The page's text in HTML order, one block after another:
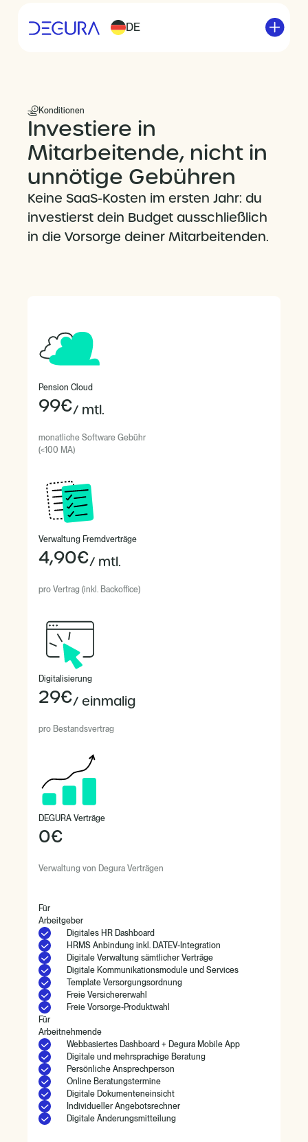
DE
Konditionen
Investiere in
Mitarbeitende, nicht in
unnötige Gebühren
Keine SaaS-Kosten im ersten Jahr: du
investierst dein Budget ausschließlich
in die Vorsorge deiner Mitarbeitenden.
Pension Cloud
99€/ mtl.
monatliche Software Gebühr
(<100 MA)
Verwaltung Fremdverträge
4,90€/ mtl.
pro Vertrag (inkl. Backoffice)
Digitalisierung
29€/ einmalig
pro Bestandsvertrag
DEGURA Verträge
0€
Verwaltung von Degura Verträgen
Für
Arbeitgeber
Digitales HR Dashboard
HRMS Anbindung inkl. DATEV-Integration
Digitale Verwaltung sämtlicher Verträge
Digitale Kommunikationsmodule und Services
Template Versorgungsordnung
Freie Versichererwahl
Freie Vorsorge-Produktwahl
Für
Arbeitnehmende
Webbasiertes Dashboard + Degura Mobile App
Digitale und mehrsprachige Beratung
Persönliche Ansprechperson
Online Beratungstermine
Digitale Dokumenteneinsicht
Individueller Angebotsrechner
Digitale Änderungsmitteilung